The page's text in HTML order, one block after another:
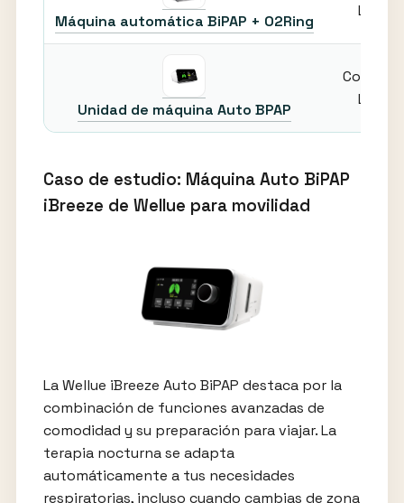
Máquina automática BiPAP + O2Ring
Ligero
Unidad de máquina Auto BPAP
Ligero
Caso de estudio: Máquina Auto BiPAP
iBreeze de Wellue para movilidad
La Wellue iBreeze Auto BiPAP destaca por la
combinación de funciones avanzadas de
comodidad y su preparación para viajar. La
terapia nocturna se adapta
automáticamente a tus necesidades
respiratorias, incluso cuando cambias de zona